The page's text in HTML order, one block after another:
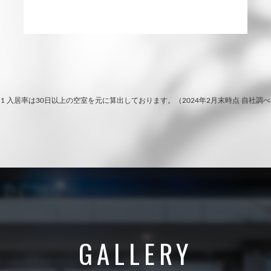
入居率は30日以上の空室を元に算出しております。（2024年2月末時点 自社調
GALLERY